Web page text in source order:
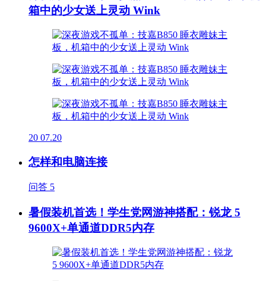
箱中的少女送上灵动 Wink
20 07.20
怎样和电脑连接
问答 5
暑假装机首选！学生党网游神搭配：锐龙 5
9600X+单通道DDR5内存